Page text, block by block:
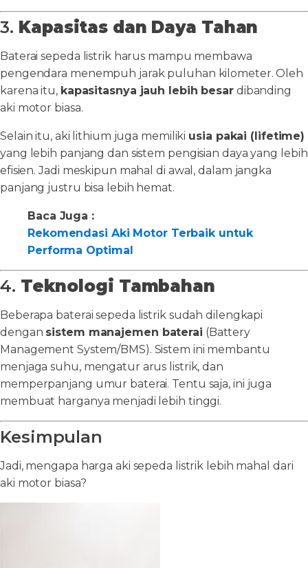
3. Kapasitas dan Daya Tahan
Baterai sepeda listrik harus mampu membawa
pengendara menempuh jarak puluhan kilometer. Oleh
karena itu, kapasitasnya jauh lebih besardibanding
aki motor biasa.
Selain itu, aki lithium juga memiliki usia pakai (lifetime)
yang lebih panjang dan sistem pengisian daya yang lebih
efisien. Jadi meskipun mahal di awal, dalam jangka
panjang justru bisa lebih hemat.
Baca Juga :
Rekomendasi Aki Motor Terbaik untuk
Performa Optimal
4. Teknologi Tambahan
Beberapa baterai sepeda listrik sudah dilengkapi
dengan sistem manajemen baterai (Battery
Management System/BMS). Sistem ini membantu
menjaga suhu, mengatur arus listrik, dan
memperpanjang umur baterai. Tentu saja, ini juga
membuat harganya menjadi lebih tinggi.
Kesimpulan
Jadi, mengapa harga aki sepeda listrik lebih mahal dari
aki motor biasa?